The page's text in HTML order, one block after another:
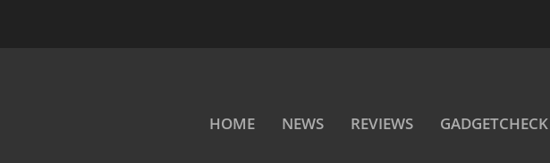
HOME NEWS REVIEWS GADGETCHECK